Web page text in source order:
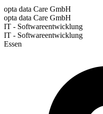
opta data Care GmbH
opta data Care GmbH
IT - Softwareentwicklung
IT - Softwareentwicklung
Essen